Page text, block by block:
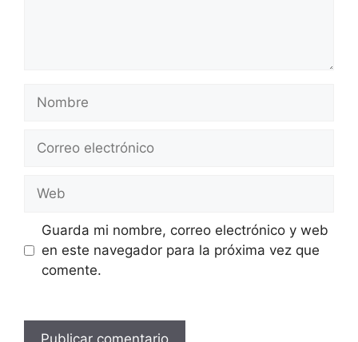
electrónico
Guarda mi nombre, correo electrónico y web
en este navegador para la próxima vez que
comente.